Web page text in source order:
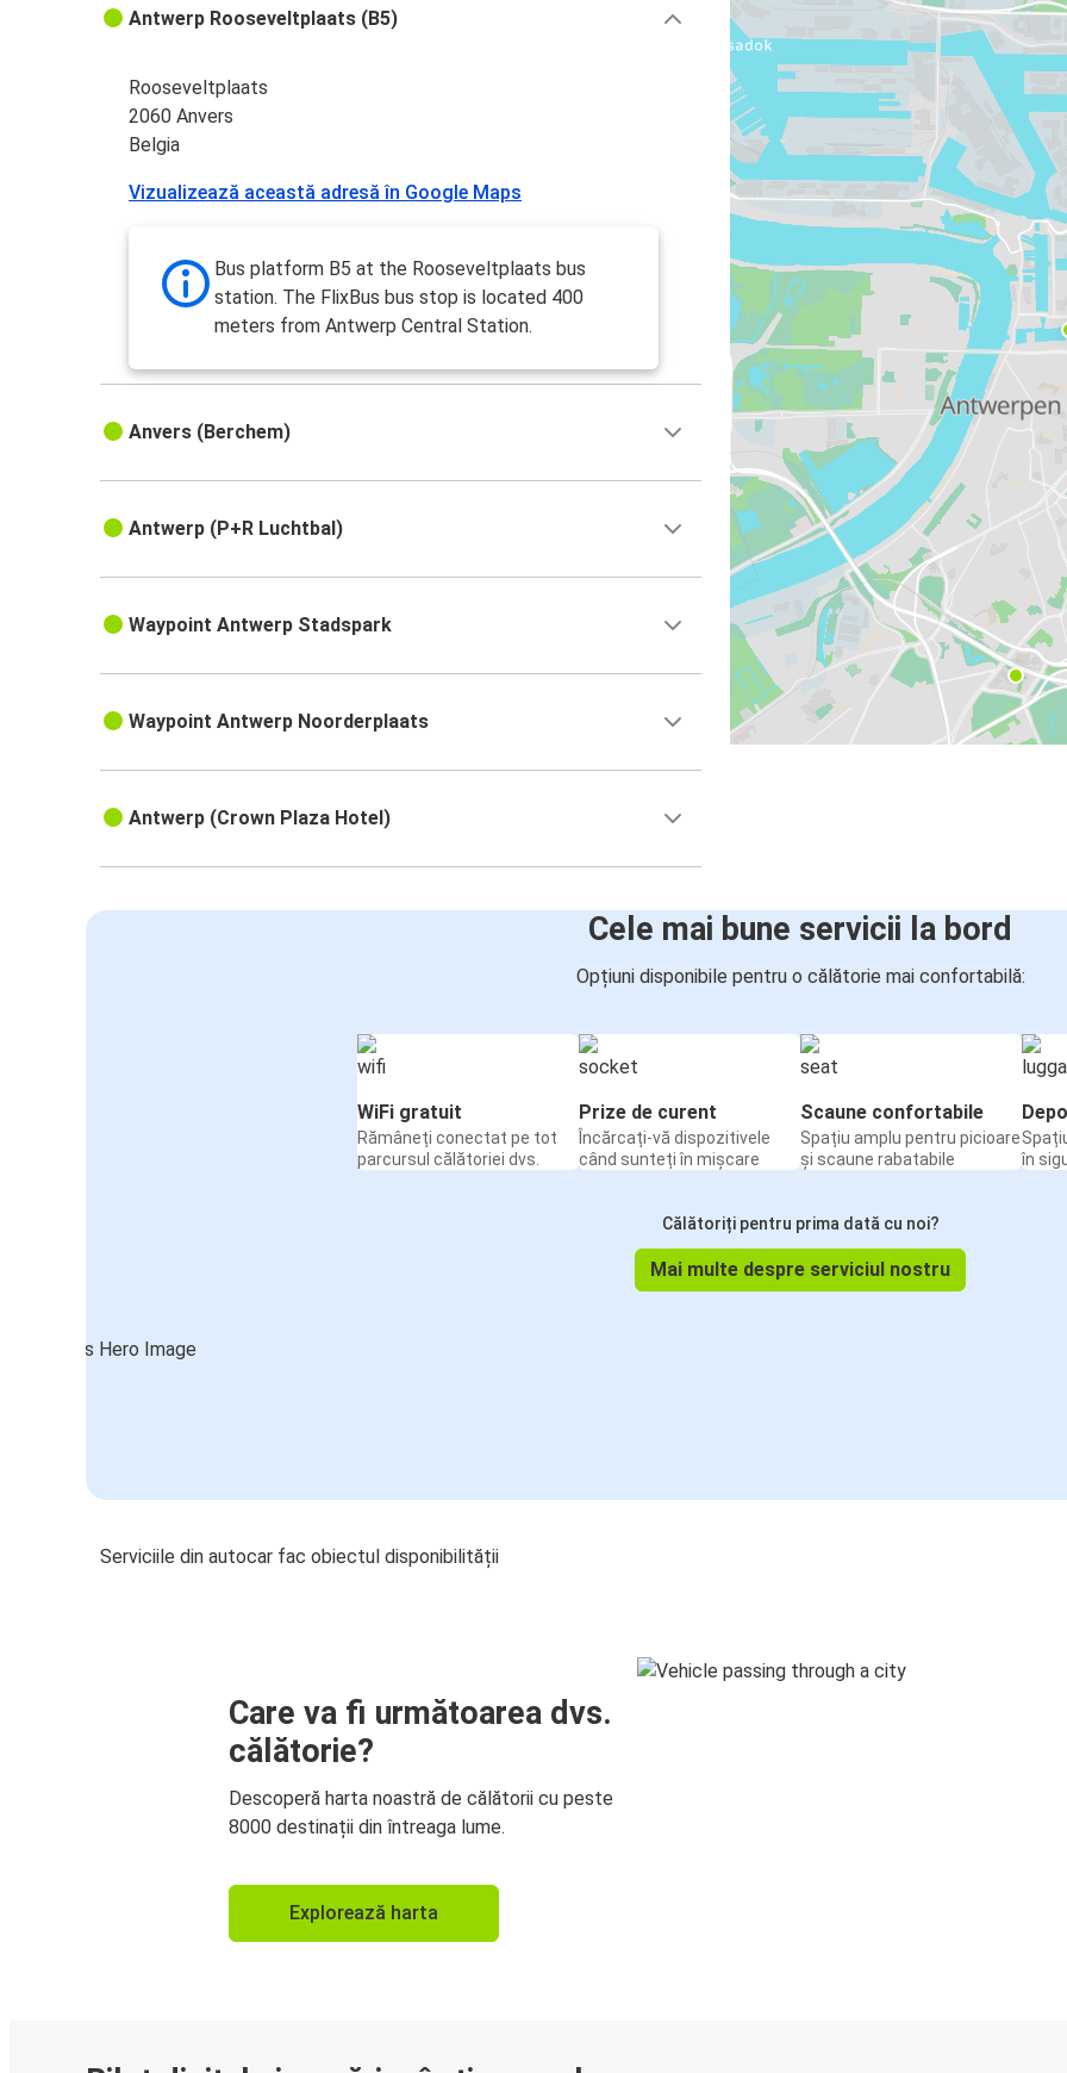
Antwerp Rooseveltplaats (B5)
Rooseveltplaats
2060 Anvers
Belgia
Vizualizează această adresă în Google Maps
Bus platform B5 at the Rooseveltplaats bus
station. The FlixBus bus stop is located 400
meters from Antwerp Central Station.
Anvers (Berchem)
Antwerp (P+R Luchtbal)
Waypoint Antwerp Stadspark
Waypoint Antwerp Noorderplaats
Antwerp (Crown Plaza Hotel)
Cele mai bune servicii la bord
Opțiuni disponibile pentru o călătorie mai confortabilă:
WiFi gratuit
Rămâneți conectat pe tot
parcursul călătoriei dvs.
Prize de curent
Încărcați-vă dispozitivele
când sunteți în mișcare
Scaune confortabile
Spațiu amplu pentru picioare
și scaune rabatabile
în
Călătoriți pentru prima dată cu noi?
Mai multe despre serviciul nostru
Serviciile din autocar fac obiectul disponibilității
Care va fi următoarea dvs.
călătorie?
Descoperă harta noastră de călătorii cu peste
8000 destinații din întreaga lume.
Explorează harta